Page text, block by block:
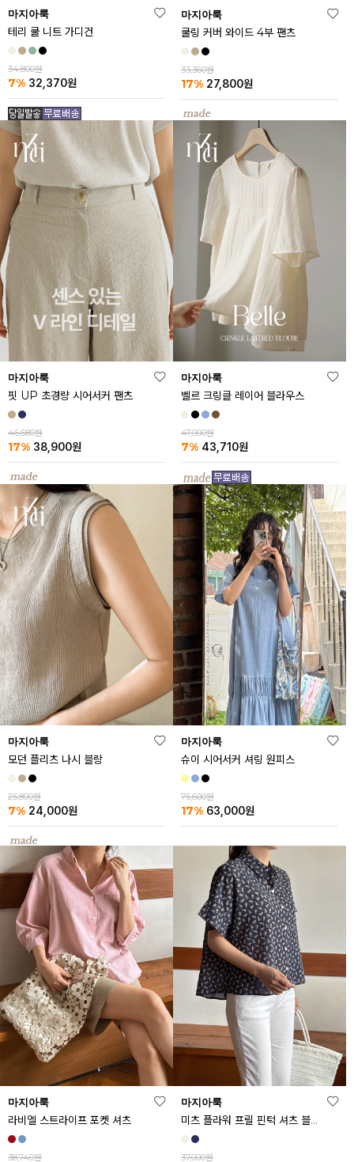
마지아룩
테리 쿨 니트 가디건
34,800원
7% 32,370원
마지아룩
쿨링 커버 와이드 4부 팬츠
33,360원
17% 27,800원
마지아룩
핏 UP 초경량 시어서커 팬츠
46,680원
17% 38,900원
마지아룩
벨르 크링클 레이어 블라우스
47,000원
7% 43,710원
마지아룩
모던 플리츠 나시 블랑
25,800원
7% 24,000원
마지아룩
슈이 시어서커 셔링 원피스
75,600원
17% 63,000원
마지아룩
라비엘 스트라이프 포켓 셔츠
38,740원
마지아룩
미츠 플라워 프릴 핀턱 셔츠 블라우스
37,000원